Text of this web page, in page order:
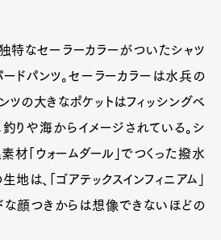
特なセーラーカラーがついたシャツ
ードパンツ。セーラーカラーは水兵の
ツの大きなポケットはフィッシングベ
釣りや海からイメージされている。シ
材「ウォームダール」でつくった撥水
は、「ゴアテックスインフィニアム」
ドな顔つきからは想像できないほどの